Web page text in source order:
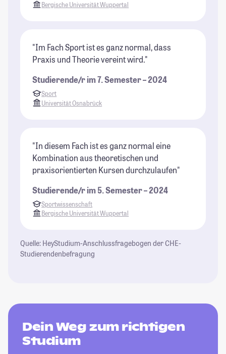
Bergische Universität Wuppertal
"Im Fach Sport ist es ganz normal, dass
Praxis und Theorie vereint wird."
Studierende/r im 7. Semester – 2024
Sport
Universität Osnabrück
"In diesem Fach ist es ganz normal eine
Kombination aus theoretischen und
praxisorientierten Kursen durchzulaufen"
Studierende/r im 5. Semester – 2024
Sportwissenschaft
Bergische Universität Wuppertal
Quelle: HeyStudium-Anschlussfragebogen der CHE-
Studierendenbefragung
Dein Weg zum richtigen
Studium